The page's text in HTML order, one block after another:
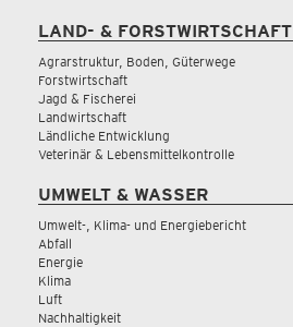
LAND- & FORSTWIRTSCHAFT
Agrarstruktur, Boden, Güterwege
Forstwirtschaft
Jagd & Fischerei
Landwirtschaft
Ländliche Entwicklung
Veterinär & Lebensmittelkontrolle
UMWELT & WASSER
Umwelt-, Klima- und Energiebericht
Abfall
Energie
Klima
Luft
Nachhaltigkeit